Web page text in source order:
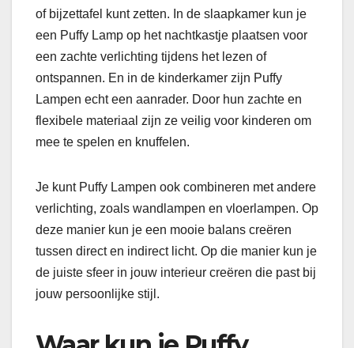
of bijzettafel kunt zetten. In de slaapkamer kun je
een Puffy Lamp op het nachtkastje plaatsen voor
een zachte verlichting tijdens het lezen of
ontspannen. En in de kinderkamer zijn Puffy
Lampen echt een aanrader. Door hun zachte en
flexibele materiaal zijn ze veilig voor kinderen om
mee te spelen en knuffelen.
Je kunt Puffy Lampen ook combineren met andere
verlichting, zoals wandlampen en vloerlampen. Op
deze manier kun je een mooie balans creëren
tussen direct en indirect licht. Op die manier kun je
de juiste sfeer in jouw interieur creëren die past bij
jouw persoonlijke stijl.